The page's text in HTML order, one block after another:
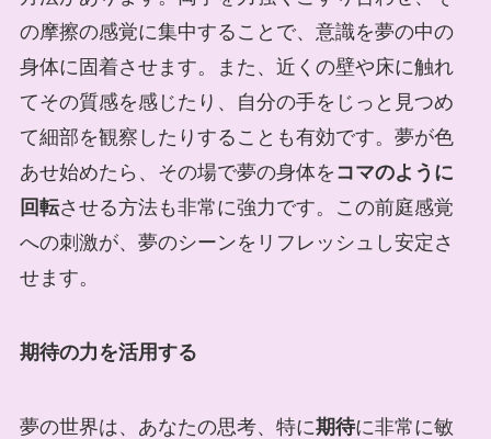
の摩擦の感覚に集中することで、意識を夢の中の
身体に固着させます。また、近くの壁や床に触れ
てその質感を感じたり、自分の手をじっと見つめ
て細部を観察したりすることも有効です。夢が色
あせ始めたら、その場で夢の身体を コマのように
回転させる方法も非常に強力です。この前庭感覚
への刺激が、夢のシーンをリフレッシュし安定さ
せます。
期待の力を活用する
夢の世界は、あなたの思考、特に期待に非常に敏